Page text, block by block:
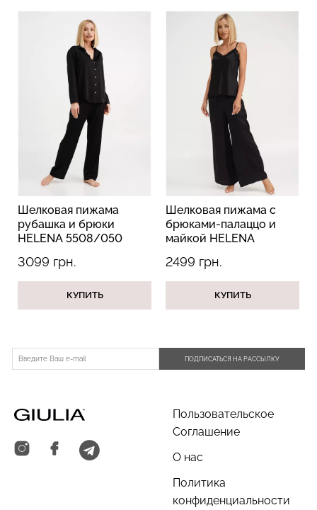
Шелковая пижама
рубашка и брюки
HELENA 5508/050
3099 грн.
КУПИТЬ
Шелковая пижама с
брюками-палаццо и
майкой HELENA
(черный)
2499 грн.
КУПИТЬ
ПОДПИСАТЬСЯ НА РАССЫЛКУ
Пользовательское
Соглашение
О нас
Политика
конфиденциальности
179 грн.
489 грн.699 грн.
CAMI TOP RIB black
CAMI TOP RIB white